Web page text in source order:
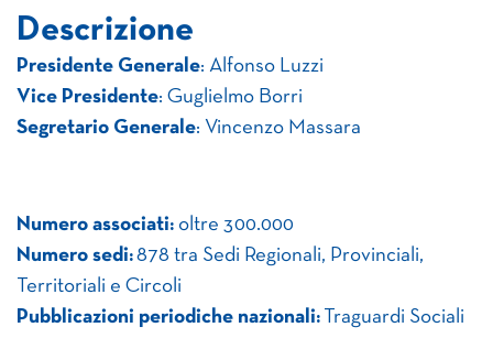
Descrizione
Presidente Generale: Alfonso Luzzi
Vice Presidente: Guglielmo Borri
Segretario Generale: Vincenzo Massara
Numero associati: oltre 300.000
Numero sedi:878 tra Sedi Regionali, Provinciali,
Territoriali e Circoli
Pubblicazioni periodiche nazionali: Traguardi Sociali